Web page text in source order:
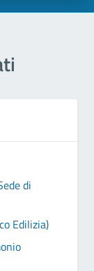
di
Edilizia)